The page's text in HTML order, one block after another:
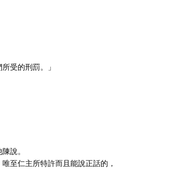
受的刑罰。」
說。
仁主所特許而且能說正話的，